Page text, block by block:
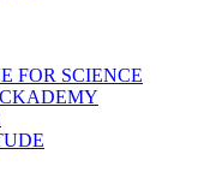
FOR SCIENCE